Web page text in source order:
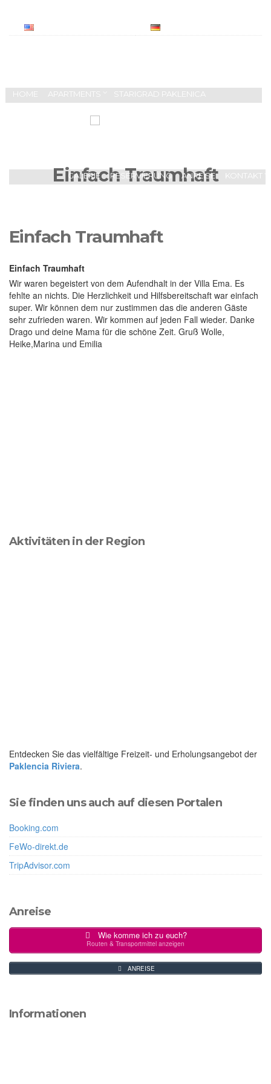
HOME APARTMENTS STARIGRAD PAKLENICA
GALERIE RESERVIERUNG ANREISE KONTAKT
Einfach Traumhaft
Einfach Traumhaft
Einfach Traumhaft
Wir waren begeistert von dem Aufendhalt in der Villa Ema. Es
fehlte an nichts. Die Herzlichkeit und Hilfsbereitschaft war einfach
super. Wir können dem nur zustimmen das die anderen Gäste
sehr zufrieden waren. Wir kommen auf jeden Fall wieder. Danke
Drago und deine Mama für die schöne Zeit. Gruß Wolle,
Heike,Marina und Emilia
Aktivitäten in der Region
Entdecken Sie das vielfältige Freizeit- und Erholungsangebot der
Paklencia Riviera.
Sie finden uns auch auf diesen Portalen
Booking.com
FeWo-direkt.de
TripAdvisor.com
Anreise
Wie komme ich zu euch?
Routen & Transportmittel anzeigen
ANREISE
Informationen